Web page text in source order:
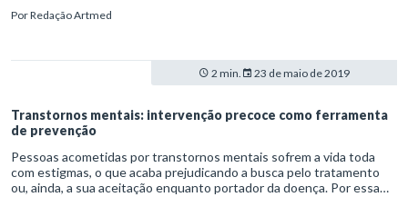
aconteceu durante o lançamento do aplicativo Artmed +Rápida PSI,
tratamento dos transtornos mentais” ocorreu no dia 1º de
dezembro de 2020 e teve apoio do Brazilian Institute of Practical
PorRedação Artmed
2 min. 23 de maio de 2019
Transtornos mentais: intervenção precoce como ferramenta
de prevenção
Pessoas acometidas por transtornos mentais sofrem a vida toda
com estigmas, o que acaba prejudicando a busca pelo tratamento
ou, ainda, a sua aceitação enquanto portador da doença. Por essa